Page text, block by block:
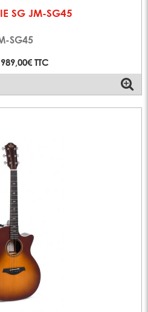
SG JM-SG45
SG45
TTC